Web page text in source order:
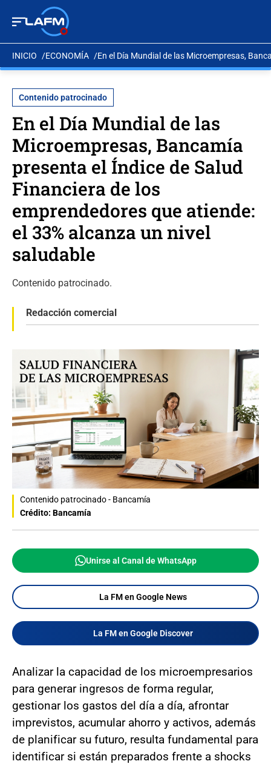
INICIO ECONOMÍA En el Día Mundial de las Microempresas,
Contenido patrocinado
En el Día Mundial de las
Microempresas, Bancamía
presenta el Índice de Salud
Financiera de los
emprendedores que atiende:
el 33% alcanza un nivel
saludable
Contenido patrocinado.
Redacción comercial
Contenido patrocinado - Bancamía
Crédito: Bancamía
Unirse al Canal de WhatsApp
La FM en Google News
La FM en Google Discover
Analizar la capacidad de los microempresarios
para generar ingresos de forma regular,
gestionar los gastos del día a día, afrontar
imprevistos, acumular ahorro y activos, además
de planificar su futuro, resulta fundamental para
identificar si están preparados frente a shocks